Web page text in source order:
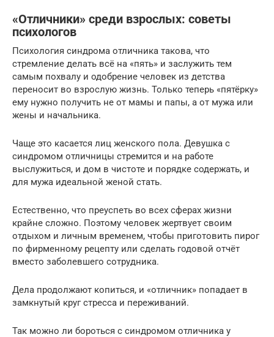
«Отличники» среди взрослых: советы
психологов
Психология синдрома отличника такова, что
стремление делать всё на «пять» и заслужить тем
самым похвалу и одобрение человек из детства
переносит во взрослую жизнь. Только теперь «пятёрку»
ему нужно получить не от мамы и папы, а от мужа или
жены и начальника.
Чаще это касается лиц женского пола. Девушка с
синдромом отличницы стремится и на работе
выслужиться, и дом в чистоте и порядке содержать, и
для мужа идеальной женой стать.
Естественно, что преуспеть во всех сферах жизни
крайне сложно. Поэтому человек жертвует своим
отдыхом и личным временем, чтобы приготовить пирог
по фирменному рецепту или сделать годовой отчёт
вместо заболевшего сотрудника.
Дела продолжают копиться, и «отличник» попадает в
замкнутый круг стресса и переживаний.
Так можно ли бороться с синдромом отличника у